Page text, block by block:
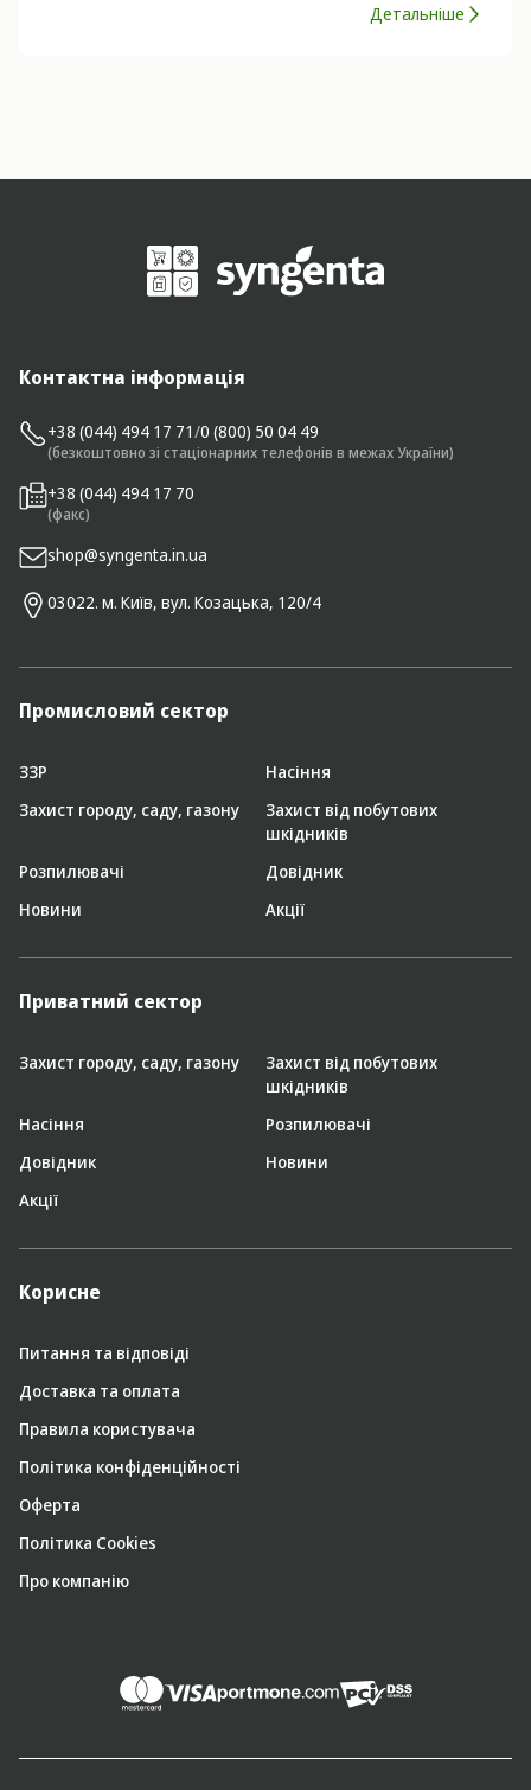
Детальніше
Контактна інформація
+38 (044) 494 17 71/0 (800) 50 04 49
(безкоштовно зі стаціонарних телефонів в межах України)
+38 (044) 494 17 70
(факс)
shop@syngenta.in.ua
03022. м. Київ, вул. Козацька, 120/4
Промисловий сектор
ЗЗР
Насіння
Захист городу, саду, газону
Захист від побутових
шкідників
Розпилювачі
Довідник
Новини
Акції
Приватний сектор
Захист городу, саду, газону
Захист від побутових
шкідників
Насіння
Розпилювачі
Довідник
Новини
Акції
Корисне
Питання та відповіді
Доставка та оплата
Правила користувача
Політика конфіденційності
Оферта
Політика Cookies
Про компанію